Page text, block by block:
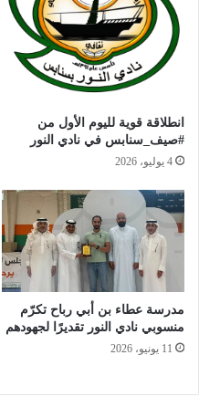
انطلاقة قوية لليوم الأول من
#صيف_سنابس في نادي النور
4 يوليو، 2026
مدرسة عطاء بن أبي رباح تكرّم
منسوبي نادي النور تقديرًا لجهودهم
11 يونيو، 2026